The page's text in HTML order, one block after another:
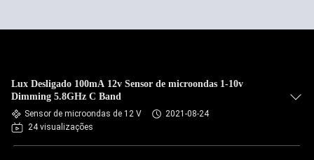
Lux Desligado 100mA 12v Sensor de microondas 1-10v
Dimming 5.8GHz C Band
Sensor de microondas de 12 V
2021-08-24
24 visualizações